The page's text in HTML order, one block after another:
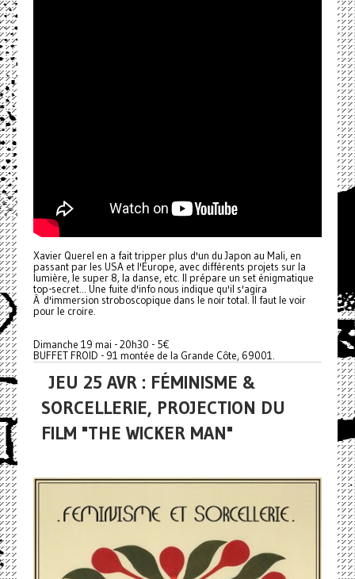
Xavier Querel en a fait tripper plus d'un du Japon au Mali, en
passant par les USA et l'Europe, avec différents projets sur la
lumière, le super 8, la danse, etc. Il prépare un set énigmatique
top-secret... Une fuite d'info nous indique qu'il s'agira
Â d'immersion stroboscopique dans le noir total. Il faut le voir
pour le croire.
Dimanche 19 mai - 20h30 - 5€
BUFFET FROID - 91 montée de la Grande Côte, 69001.
JEU 25 AVR : FÉMINISME &
SORCELLERIE, PROJECTION DU
FILM "THE WICKER MAN"